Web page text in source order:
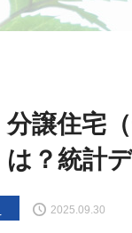
分譲住宅
は？統計
2025.09.30